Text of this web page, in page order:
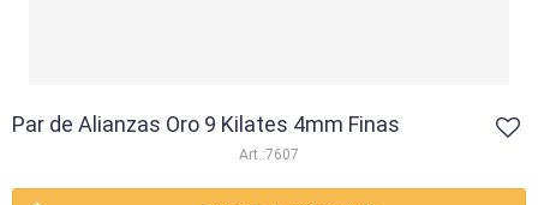
Par de Alianzas Oro 9 Kilates 4mm Finas
7607